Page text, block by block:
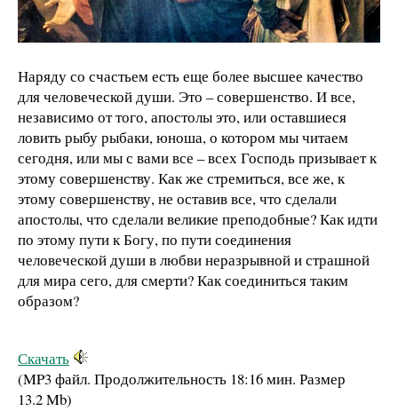
Наряду со счастьем есть еще более высшее качество
для человеческой души. Это – совершенство. И все,
независимо от того, апостолы это, или оставшиеся
ловить рыбу рыбаки, юноша, о котором мы читаем
сегодня, или мы с вами все – всех Господь призывает к
этому совершенству. Как же стремиться, все же, к
этому совершенству, не оставив все, что сделали
апостолы, что сделали великие преподобные? Как идти
по этому пути к Богу, по пути соединения
человеческой души в любви неразрывной и страшной
для мира сего, для смерти? Как соединиться таким
образом?
Скачать
(MP3 файл. Продолжительность 18:16 мин. Размер
13.2 Mb)